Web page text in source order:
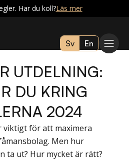
Har du koll?Läs mer
Sv En
UTDELNING:
DU KRING
2024
för att maximera
Men hur
ta ut? Hur mycket är rätt?